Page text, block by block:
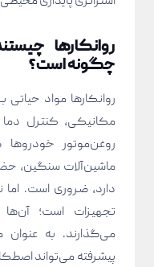
روانکارها
چگونه است؟
روانکارها مواد
مکانیکی، کنترل
روغن‌موتور
ماشین‌آلات سنگین،
دارد، ضروری است. اما
تجهیزات است؛ آن‌ها
می‌گذارند. به عنوان